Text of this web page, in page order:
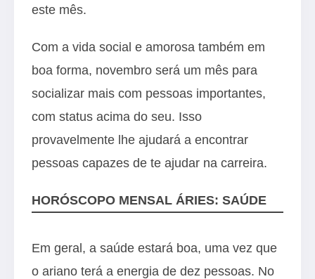
este mês.
Com a vida social e amorosa também em
boa forma, novembro será um mês para
socializar mais com pessoas importantes,
com status acima do seu. Isso
provavelmente lhe ajudará a encontrar
pessoas capazes de te ajudar na carreira.
HORÓSCOPO MENSAL ÁRIES: SAÚDE
Em geral, a saúde estará boa, uma vez que
o ariano terá a energia de dez pessoas. No